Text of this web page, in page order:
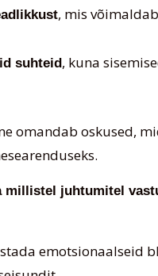
, mis
suhteid, kuna
omandab oskused,
juhtumitel
emotsionaalseid